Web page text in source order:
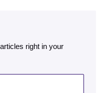
right in your